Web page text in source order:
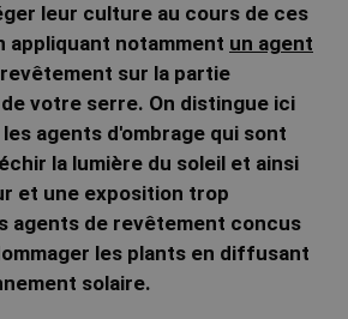
leur culture au cours de ces
appliquant notamment un agent
sur la partie
votre serre. On distingue ici
agents d'ombrage qui sont
la lumière du soleil et ainsi
et une exposition trop
agents de revêtement concus
les plants en diffusant
solaire.